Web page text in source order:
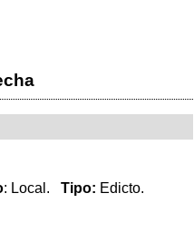
: Local. Tipo: Edicto.